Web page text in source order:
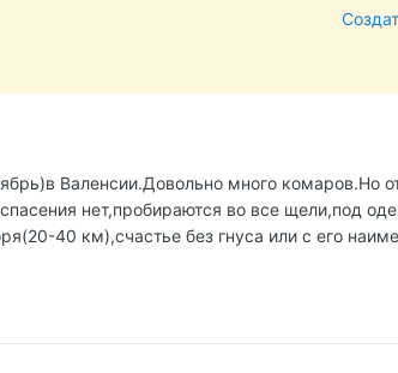
Валенсии.Довольно много комаров.Но
нет,пробираются во все щели,под
40 км),счастье без гнуса или с его